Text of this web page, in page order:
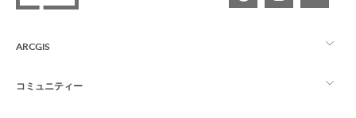
ARCGIS
ArcGIS の概要
コミュニティー